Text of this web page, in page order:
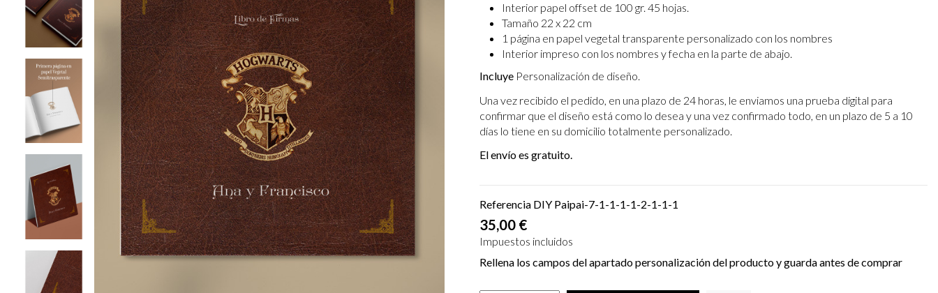
Interior papel offset de 100 gr. 45 hojas.
Tamaño 22 x 22 cm
1 página en papel vegetal transparente personalizado con los nombres
Interior impreso con los nombres y fecha en la parte de abajo.
Incluye Personalización de diseño.
Una vez recibido el pedido, en una plazo de 24 horas, le enviamos una prueba digital para
confirmar que el diseño está como lo desea y una vez confirmado todo, en un plazo de 5 a 10
días lo tiene en su domicilio totalmente personalizado.
El envío es gratuito.
Referencia DIY Paipai-7-1-1-1-1-2-1-1-1
35,00 €
Impuestos incluidos
Rellena los campos del apartado personalización del producto y guarda antes de comprar